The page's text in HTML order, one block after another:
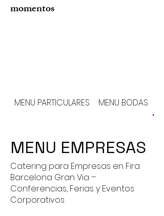
momentos
MENU PARTICULARES MENU BODAS
MENU EMPRESAS
Catering para Empresas en Fira
Barcelona Gran Via –
Conferencias, Ferias y Eventos
Corporativos